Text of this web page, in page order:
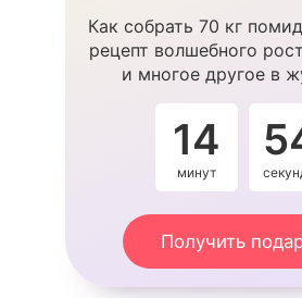
Как собрать 70 кг
рецепт волшебного
и многое другое в
14
минут
Получить